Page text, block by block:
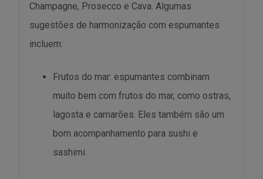
Champagne, Prosecco e Cava. Algumas
sugestões de harmonização com espumantes
incluem:
Frutos do mar: espumantes combinam
muito bem com frutos do mar, como ostras,
lagosta e camarões. Eles também são um
bom acompanhamento para sushi e
sashimi.